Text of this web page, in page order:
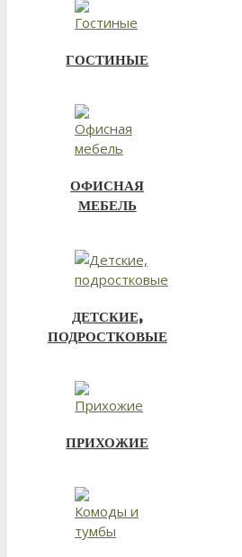
ГОСТИНЫЕ
ОФИСНАЯ
МЕБЕЛЬ
ДЕТСКИЕ,
ПОДРОСТКОВЫЕ
ПРИХОЖИЕ